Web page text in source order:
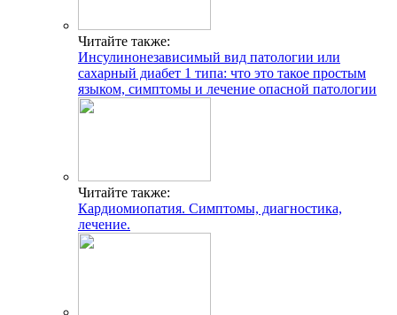
Читайте также:
Инсулинонезависимый вид патологии или
сахарный диабет 1 типа: что это такое простым
языком, симптомы и лечение опасной патологии
Читайте также:
Кардиомиопатия. Симптомы, диагностика,
лечение.